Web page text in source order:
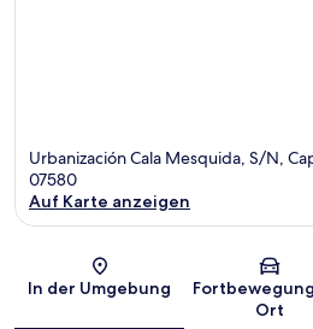
Urbanización Cala Mesquida, S/N,
07580
Auf Karte anzeigen
In der Umgebung
Ort